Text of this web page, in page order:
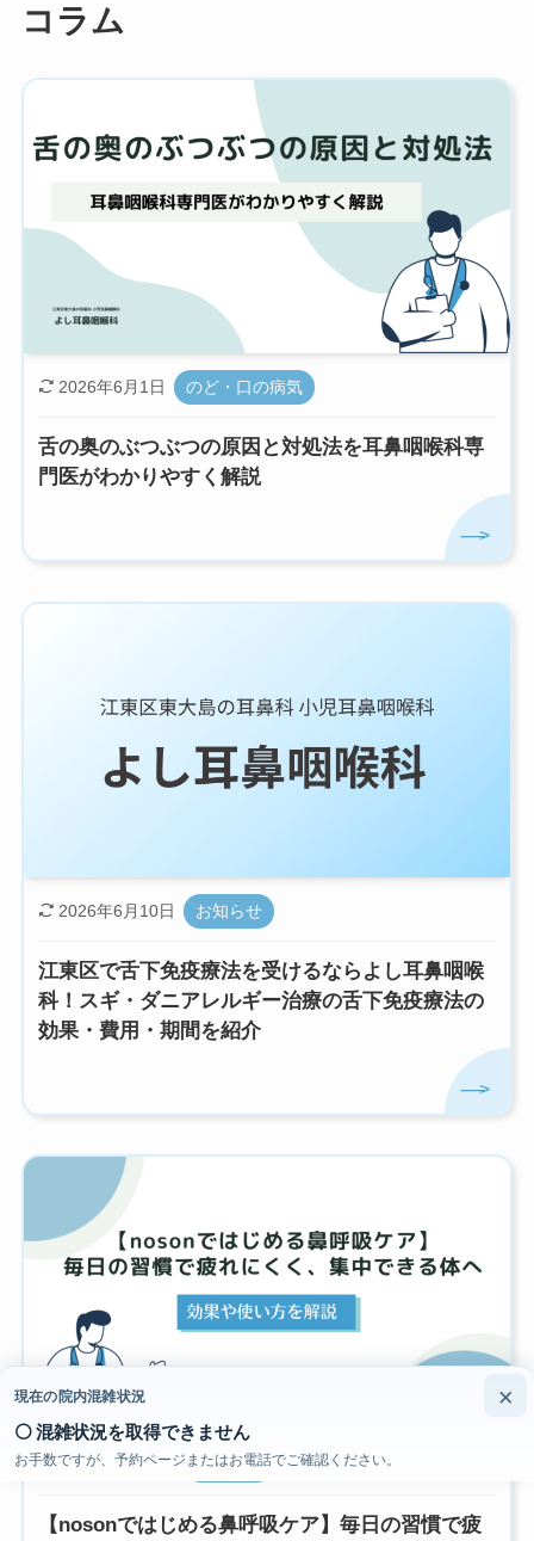
コラム
舌の奥のぶつぶつの原因と対処法を耳鼻咽喉科専
門医がわかりやすく解説
2026年6月1日 のど・口の病気
江東区で舌下免疫療法を受けるならよし耳鼻咽喉
科！スギ・ダニアレルギー治療の舌下免疫療法の
効果・費用・期間を紹介
2026年6月10日 お知らせ
【nosonではじめる鼻呼吸ケア】毎日の習慣で疲
2026年1月21日 鼻の病気
現在の院内混雑状況 ×
⚪ 混雑状況を取得できません
お手数ですが、予約ページまたはお電話でご確認ください。